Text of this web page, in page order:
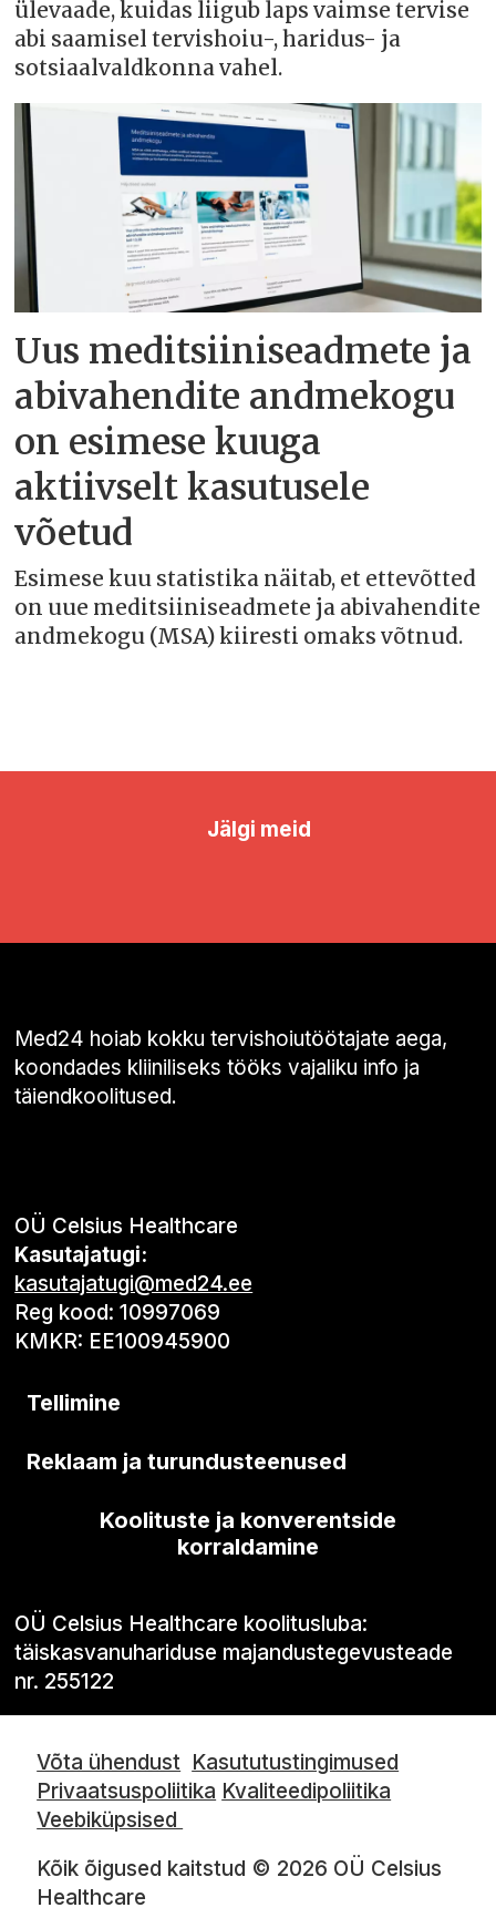
ülevaade, kuidas liigub laps vaimse tervise
abi saamisel tervishoiu-, haridus- ja
sotsiaalvaldkonna vahel.
Uus meditsiiniseadmete ja
abivahendite andmekogu
on esimese kuuga
aktiivselt kasutusele
võetud
Esimese kuu statistika näitab, et ettevõtted
on uue meditsiiniseadmete ja abivahendite
andmekogu (MSA) kiiresti omaks võtnud.
Jälgi meid
Med24 hoiab kokku tervishoiutöötajate aega,
koondades kliiniliseks tööks vajaliku info ja
täiendkoolitused.
OÜ Celsius Healthcare
Kasutajatugi:
kasutajatugi@med24.ee
Reg kood: 10997069
KMKR: EE100945900
Tellimine
Reklaam ja turundusteenused
Koolituste ja konverentside
korraldamine
OÜ Celsius Healthcare koolitusluba:
täiskasvanuhariduse majandustegevusteade
nr. 255122
Võta ühendust Kasututustingimused
Privaatsuspoliitika Kvaliteedipoliitika
Veebiküpsised
Kõik õigused kaitstud © 2026 OÜ Celsius
Healthcare